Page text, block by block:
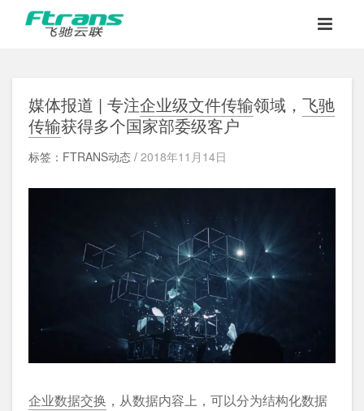
媒体报道 | 专注企业级文件传输领域， 飞驰
传输获得多个国家部委级客户
标签：FTRANS动态 / 2018年11月14日
企业数据交换 ，从数据内容上，可以分为结构化数据